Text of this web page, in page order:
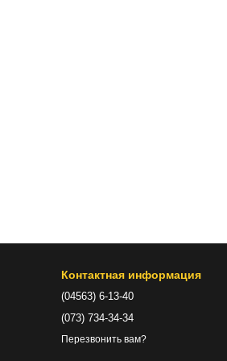
Контактная информация
(04563) 6-13-40
(073) 734-34-34
Перезвонить вам?